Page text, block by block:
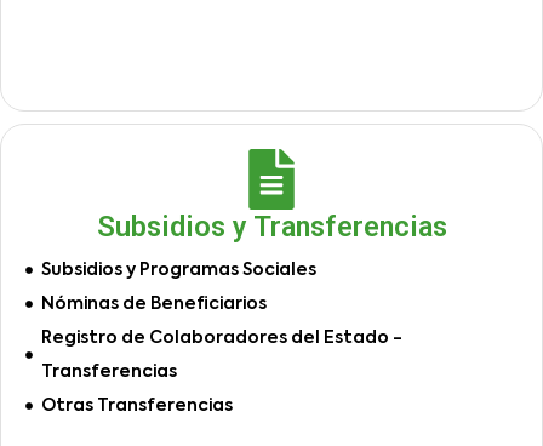
Subsidios y Transferencias
Subsidios y Programas Sociales
Nóminas de Beneficiarios
Registro de Colaboradores del Estado -
Transferencias
Otras Transferencias